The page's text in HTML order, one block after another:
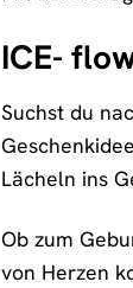
ICE-
Suchst du
Lächeln ins
Ob zum
von Herzen